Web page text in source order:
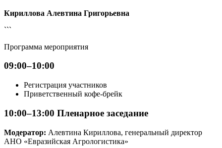
Кириллова Алевтина Григорьевна
```
Программа мероприятия
09:00–10:00
Регистрация участников
Приветственный кофе-брейк
10:00–13:00 Пленарное заседание
Модератор: Алевтина Кириллова, генеральный директор
АНО «Евразийская Агрологистика»